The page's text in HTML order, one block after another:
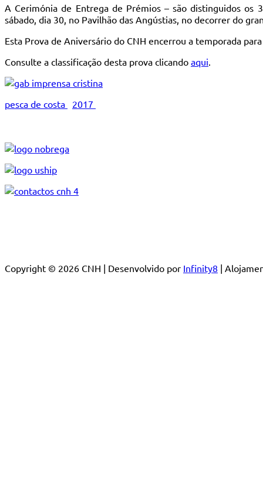
A Cerimónia de Entrega de Prémios – são distinguidos os
sábado, dia 30, no Pavilhão das Angústias, no decorrer do
Esta Prova de Aniversário do CNH encerrou a temporada
Consulte a classificação desta prova clicando aqui.
pesca de costa 2017
Copyright © 2026 CNH | Desenvolvido por Infinity8 |